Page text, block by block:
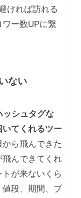
ければ訪れる
ー数UPに繋
ない
ッシュタグな
てくれるツー
ら飛んできた
飛んできてくれ
が来ないくら
段、期間、ブ